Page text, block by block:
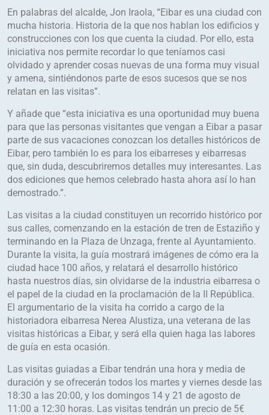
En palabras del alcalde, Jon Iraola, “Eibar es una ciudad con
mucha historia. Historia de la que nos hablan los edificios y
construcciones con los que cuenta la ciudad. Por ello, esta
iniciativa nos permite recordar lo que teníamos casi
olvidado y aprender cosas nuevas de una forma muy visual
y amena, sintiéndonos parte de esos sucesos que se nos
relatan en las visitas”.
Y añade que “esta iniciativa es una oportunidad muy buena
para que las personas visitantes que vengan a Eibar a pasar
parte de sus vacaciones conozcan los detalles históricos de
Eibar, pero también lo es para los eibarreses y eibarresas
que, sin duda, descubriremos detalles muy interesantes. Las
dos ediciones que hemos celebrado hasta ahora así lo han
demostrado.”.
Las visitas a la ciudad constituyen un recorrido histórico por
sus calles, comenzando en la estación de tren de Estaziño y
terminando en la Plaza de Unzaga, frente al Ayuntamiento.
Durante la visita, la guía mostrará imágenes de cómo era la
ciudad hace 100 años, y relatará el desarrollo histórico
hasta nuestros días, sin olvidarse de la industria eibarresa o
el papel de la ciudad en la proclamación de la II República.
El argumentario de la visita ha corrido a cargo de la
historiadora eibarresa Nerea Alustiza, una veterana de las
visitas históricas a Eibar, y será ella quien haga las labores
de guía en esta ocasión.
Las visitas guiadas a Eibar tendrán una hora y media de
duración y se ofrecerán todos los martes y viernes desde las
18:30 a las 20:00, y los domingos 14 y 21 de agosto de
11:00 a 12:30 horas. Las visitas tendrán un precio de 5€